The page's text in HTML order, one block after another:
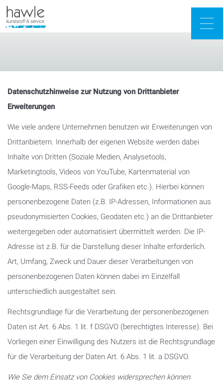
Datenschutzhinweise zur Nutzung von Drittanbieter
Erweiterungen
Wie viele andere Unternehmen benutzen wir Erweiterungen von
Drittanbietern. Innerhalb der eigenen Website werden dabei
Inhalte von Dritten (Soziale Medien, Analysetools,
Marketingtools, Videos von YouTube, Kartenmaterial von
Google-Maps, RSS-Feeds oder Grafiken etc.). Hierbei können
personenbezogene Daten (z.B. IP-Adressen, Informationen aus
pseudonymisierten Cookies, Geodaten etc.) an die Drittanbieter
weitergegeben oder automatisiert übermittelt werden. Die IP-
Adresse ist z.B. für die Darstellung dieser Inhalte erforderlich.
Art, Umfang, Zweck und Dauer dieser Verarbeitungen von
personenbezogenen Daten können dabei im Einzelfall
unterschiedlich ausgestaltet sein.
Rechtsgrundlage für die Verarbeitung der personenbezogenen
Daten ist Art. 6 Abs. 1 lit. f DSGVO (berechtigtes Interesse). Bei
Vorliegen einer Einwilligung des Nutzers ist die Rechtsgrundlage
für die Verarbeitung der Daten Art. 6 Abs. 1 lit. a DSGVO.
Wie Sie dem Einsatz von Cookies widersprechen können